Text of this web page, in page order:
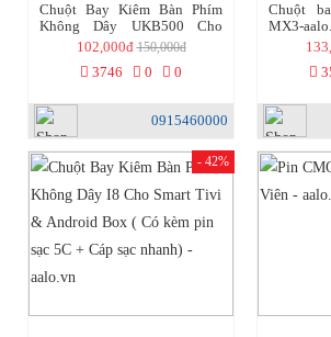
Chuột Bay Kiêm Bàn Phím
Không Dây UKB500 Cho
Smart Tivi & Android Box
102,000đ150,000đ
3746 0 0
0915460000
Chuột
MX3-
- 42%